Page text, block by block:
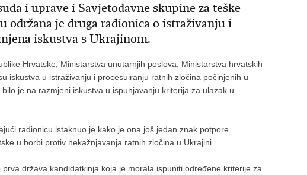
i uprave i Savjetodavne skupine za teške
održana je druga radionica o istraživanju i
iskustva s Ukrajinom.
Hrvatske, Ministarstva unutarnjih poslova, Ministarstva hrvatskih
iskustva u istraživanju i procesuiranju ratnih zločina počinjenih u
je na razmjeni iskustva u ispunjavanju kriterija za ulazak u
radionicu istaknuo je kako je ona još jedan znak potpore
u borbi protiv nekažnjavanja ratnih zločina u Ukrajini.
država kandidatkinja koja je morala ispuniti određene kriterije za